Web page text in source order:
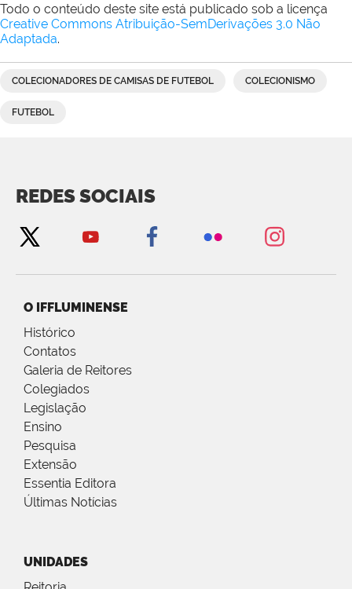
Todo o conteúdo deste site está publicado sob a licença
Creative Commons Atribuição-SemDerivações 3.0 Não
Adaptada.
COLECIONADORES DE CAMISAS DE FUTEBOL COLECIONISMO
FUTEBOL
REDES SOCIAIS
O IFFLUMINENSE
Histórico
Contatos
Galeria de Reitores
Colegiados
Legislação
Ensino
Pesquisa
Extensão
Essentia Editora
Últimas Notícias
UNIDADES